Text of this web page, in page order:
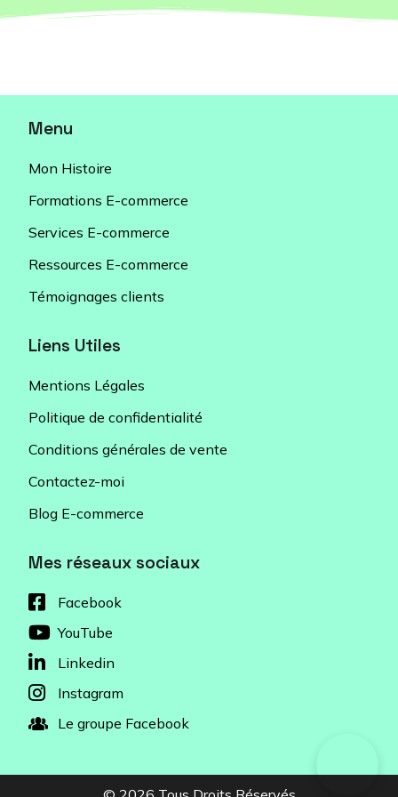
Menu
Mon Histoire
Formations E-commerce
Services E-commerce
Ressources E-commerce
Témoignages clients
Liens Utiles
Mentions Légales
Politique de confidentialité
Conditions générales de vente
Contactez-moi
Blog E-commerce
Mes réseaux sociaux
Facebook
YouTube
Linkedin
Instagram
Le groupe Facebook